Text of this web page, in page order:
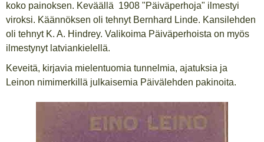
koko painoksen. Keväällä 1908 "Päiväperhoja" ilmestyi
viroksi. Käännöksen oli tehnyt Bernhard Linde. Kansilehden
oli tehnyt K. A. Hindrey. Valikoima Päiväperhoista on myös
ilmestynyt latviankielellä.
Keveitä, kirjavia mielentuomia tunnelmia, ajatuksia ja
Leinon nimimerkillä julkaisemia Päivälehden pakinoita.